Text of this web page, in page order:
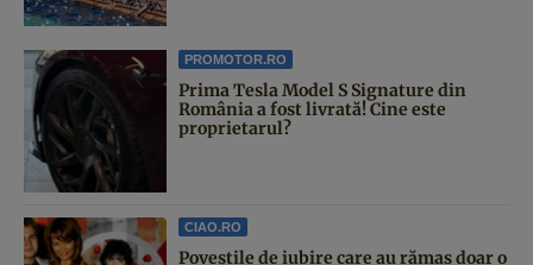
PROMOTOR.RO
Prima Tesla Model S Signature din
România a fost livrată! Cine este
proprietarul?
CIAO.RO
Poveştile de iubire care au rămas doar o